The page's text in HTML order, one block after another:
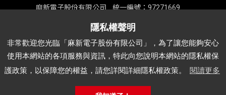
非常歡迎您光臨「麻新電子股份有限公司」，為了讓您能夠安心
使用本網站的各項服務與資訊，特此向您說明本網站的隱私權保
護政策，以保障您的權益，請您詳閱詳細隱私權政策。
閱讀更多
子
有
限
公
麻新電子股份有限公司 統一編號：97271669
品質認證 最新消息
代理品牌
經銷據點 說明書下載 APP
麻
Copyright © Mashin Electric Corp. All Rights Reserved.